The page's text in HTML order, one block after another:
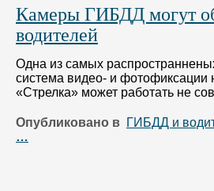
Камеры ГИБДД могут
водителей
Одна из самых
система видео- и
«Стрелка» может работать не
Опубликовано в ГИБДД и
…